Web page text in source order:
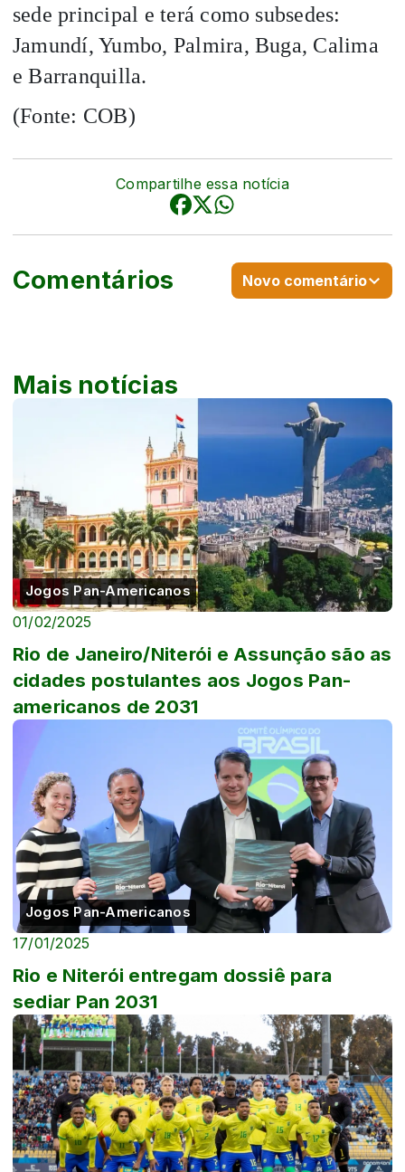
sede principal e terá como subsedes:
Jamundí, Yumbo, Palmira, Buga, Calima
e Barranquilla.
(Fonte: COB)
Compartilhe essa notícia
Comentários Novo comentário
Mais notícias
Jogos Pan-Americanos
01/02/2025
Rio de Janeiro/Niterói e Assunção são as
cidades postulantes aos Jogos Pan-
americanos de 2031
Jogos Pan-Americanos
17/01/2025
Rio e Niterói entregam dossiê para
sediar Pan 2031